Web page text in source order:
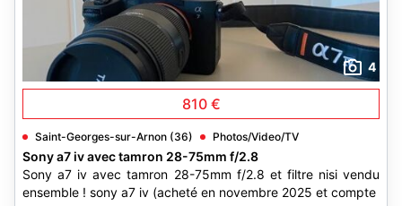
4
810 €
Saint-Georges-sur-Arnon (36) Photos/Video/TV
Sony a7 iv avec tamron 28-75mm f/2.8
Sony a7 iv avec tamron 28-75mm f/2.8 et filtre nisi vendu
ensemble ! sony a7 iv (acheté en novembre 2025 et compte